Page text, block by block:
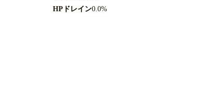
HPドレイン0.0%